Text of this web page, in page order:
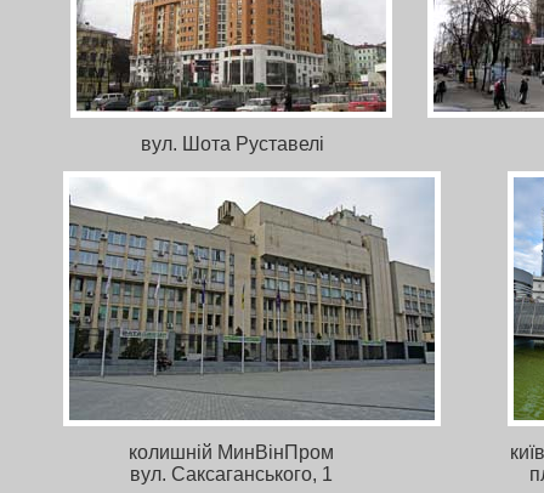
вул. Шота Руставелі
колишній МинВінПром
вул. Саксаганського, 1